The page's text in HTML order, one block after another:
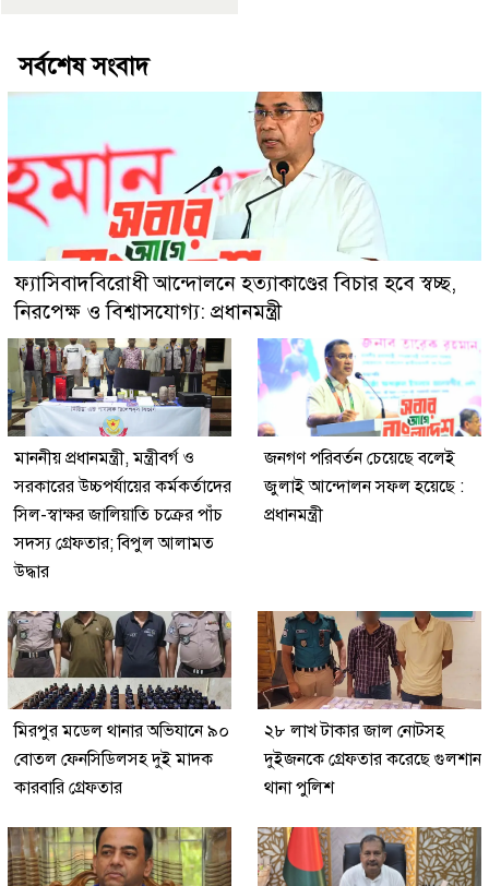
সর্বশেষ সংবাদ
ফ্যাসিবাদবিরোধী আন্দোলনে হত্যাকাণ্ডের বিচার হবে স্বচ্ছ,
নিরপেক্ষ ও বিশ্বাসযোগ্য: প্রধানমন্ত্রী
মাননীয় প্রধানমন্ত্রী, মন্ত্রীবর্গ ও
সরকারের উচ্চপর্যায়ের কর্মকর্তাদের
সিল-স্বাক্ষর জালিয়াতি চক্রের পাঁচ
সদস্য গ্রেফতার; বিপুল আলামত
উদ্ধার
জনগণ পরিবর্তন চেয়েছে বলেই
জুলাই আন্দোলন সফল হয়েছে :
প্রধানমন্ত্রী
মিরপুর মডেল থানার অভিযানে ৯০
বোতল ফেনসিডিলসহ দুই মাদক
কারবারি গ্রেফতার
২৮ লাখ টাকার জাল নোটসহ
দুইজনকে গ্রেফতার করেছে গুলশান
থানা পুলিশ